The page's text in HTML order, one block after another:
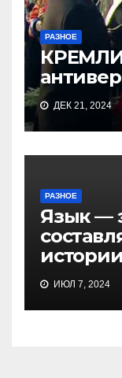
РАЗНОЕ
ДЕК 21, 2024
РАЗНОЕ
Язык —
ИЮЛ 7, 2024